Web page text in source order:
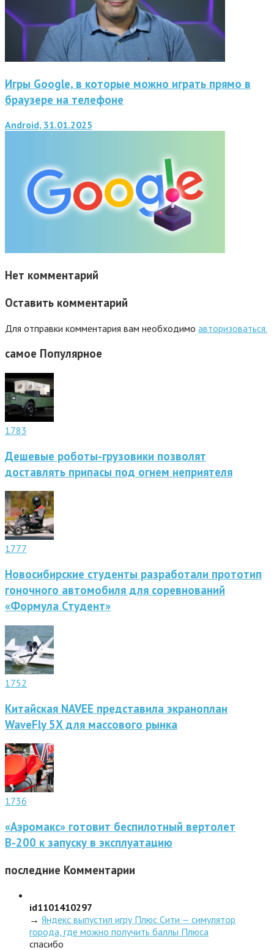
Игры Google, в которые можно играть прямо в
браузере на телефоне
Android, 31.01.2025
Нет комментарий
Оставить комментарий
Для отправки комментария вам необходимо авторизоваться.
самое Популярное
1783
Дешевые роботы-грузовики позволят
доставлять припасы под огнем неприятеля
1777
Новосибирские студенты разработали прототип
гоночного автомобиля для соревнований
«Формула Студент»
1752
Китайская NAVEE представила экраноплан
WaveFly 5X для массового рынка
1736
«Аэромакс» готовит беспилотный вертолет
В-200 к запуску в эксплуатацию
последние Комментарии
id1101410297
→ Яндекс выпустил игру Плюс Сити — симулятор
города, где можно получить баллы Плюса
спасибо